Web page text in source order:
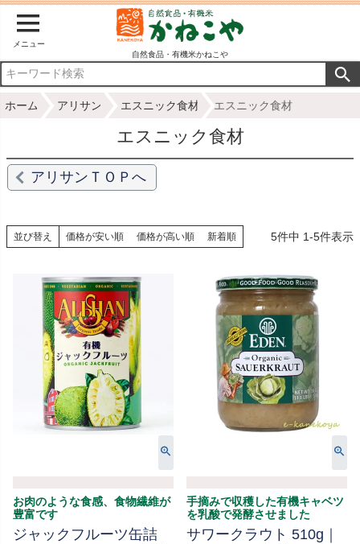
メニュー
自然食品・有機米かねこや
ホーム アリサン エスニック食材 エスニック食材
エスニック食材
アリサンＴＯＰへ
並び替え 価格が安い順 価格が高い順 新着順 5件中 1-5件表示
お肉のような食感、食物繊維が
豊富です
ジャックフルーツ缶詰
手摘みで収穫した有機キャベツ
を乳酸で発酵させました
サワークラウト 510g｜